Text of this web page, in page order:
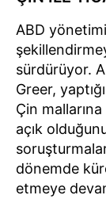
ABD
sürdürüyor.
Greer,
Çin
açık
dönemde
etmeye